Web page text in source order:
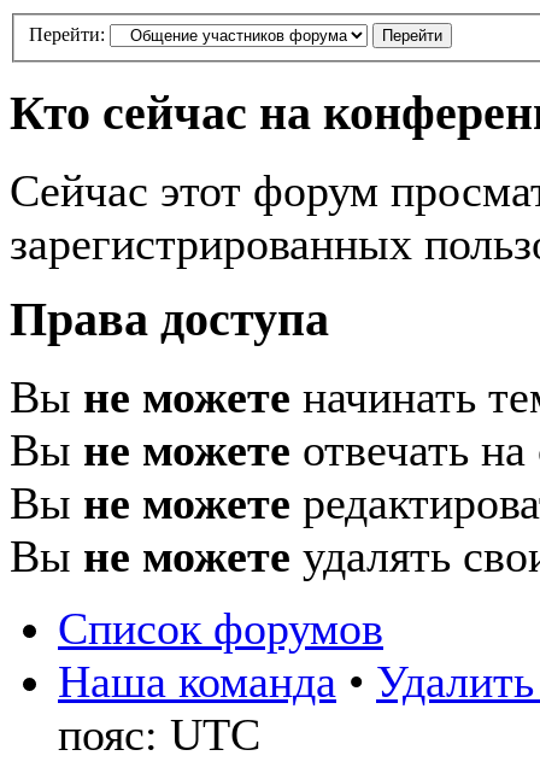
Перейти:
Кто сейчас на
Сейчас этот форум
зарегистрированных
Права доступа
Вы не можете начинать
Вы не можете отвечать
Вы не можете
Вы не можете удалять
Список форумов
Наша команда •
пояс: UTC